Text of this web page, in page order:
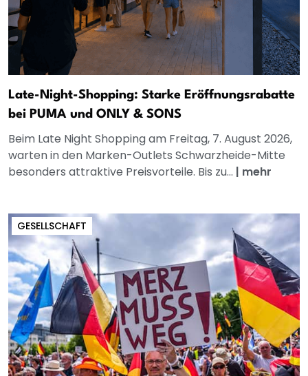
Late-Night-Shopping: Starke Eröffnungsrabatte
bei PUMA und ONLY & SONS
Beim Late Night Shopping am Freitag, 7. August 2026,
warten in den Marken-Outlets Schwarzheide-Mitte
besonders attraktive Preisvorteile. Bis zu... | mehr
GESELLSCHAFT